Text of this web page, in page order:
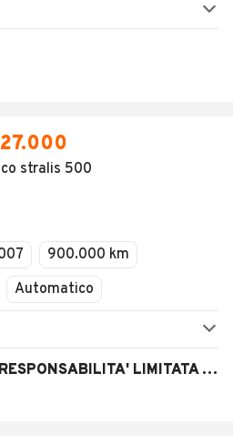
stralis 500
900.000 km
Automatico
A.M. CARS SOCIETA' A RESPONSABILITA' LIMITATA SEMPLIFICATA